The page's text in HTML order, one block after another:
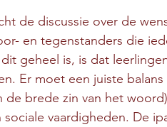
de discussie over de
en tegenstanders die
geheel is, is dat
Er moet een juiste
de brede zin van het
sociale vaardigheden. De